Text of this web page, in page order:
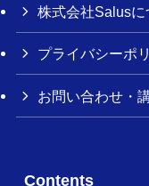
株式会社Salusに
プライバシーポ
お問い合わせ・
Contents